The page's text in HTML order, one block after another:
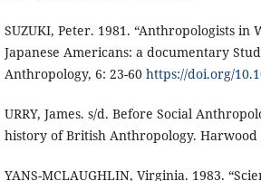
SUZUKI, Peter. 1981. “Anthropologists in
Japanese Americans: a documentary
Anthropology, 6: 23-60 https://doi.org/
URRY, James. s/d. Before Social
history of British Anthropology. Harwood
YANS-MCLAUGHLIN, Virginia. 1983.